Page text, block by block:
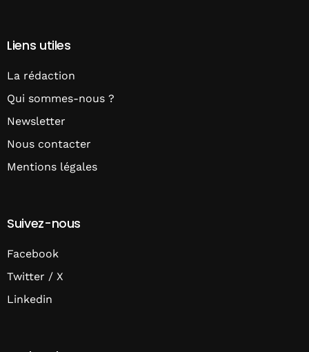
Liens utiles
La rédaction
Qui sommes-nous ?
Newsletter
Nous contacter
Mentions légales
Suivez-nous
Facebook
Twitter / X
Linkedin